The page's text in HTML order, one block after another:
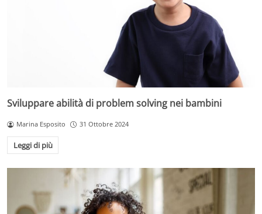
Sviluppare abilità di problem solving nei bambini
Marina Esposito 31 Ottobre 2024
Leggi di più